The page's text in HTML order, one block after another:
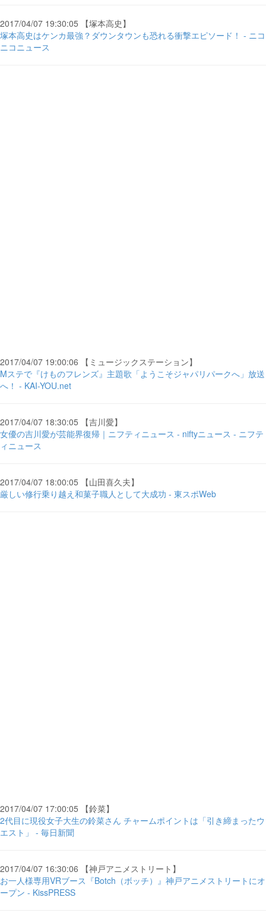
2017/04/07 19:30:05 【塚本高史】
塚本高史はケンカ最強？ダウンタウンも恐れる衝撃エピソード！ - ニコ
ニコニュース
2017/04/07 19:00:06 【ミュージックステーション】
Mステで『けものフレンズ』主題歌「ようこそジャパリパークへ」放送
へ！ - KAI-YOU.net
2017/04/07 18:30:05 【吉川愛】
女優の吉川愛が芸能界復帰｜ニフティニュース - niftyニュース - ニフテ
ィニュース
2017/04/07 18:00:05 【山田喜久夫】
厳しい修行乗り越え和菓子職人として大成功 - 東スポWeb
2017/04/07 17:00:05 【鈴菜】
2代目に現役女子大生の鈴菜さん チャームポイントは「引き締まったウ
エスト」 - 毎日新聞
2017/04/07 16:30:06 【神戸アニメストリート】
お一人様専用VRブース『Botch（ボッチ）』神戸アニメストリートにオ
ープン - KissPRESS